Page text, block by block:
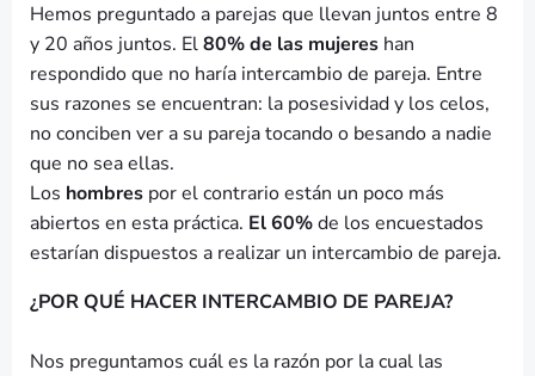
Hemos preguntado a parejas que llevan juntos entre 8
y 20 años juntos. El80% de las mujeres han
respondido que no haría intercambio de pareja. Entre
sus razones se encuentran: la posesividad y los celos,
no conciben ver a su pareja tocando o besando a nadie
que no sea ellas.
Los hombres por el contrario están un poco más
abiertos en esta práctica. El 60%de los encuestados
estarían dispuestos a realizar un intercambio de pareja.
¿POR QUÉ HACER INTERCAMBIO DE PAREJA?
Nos preguntamos cuál es la razón por la cual las